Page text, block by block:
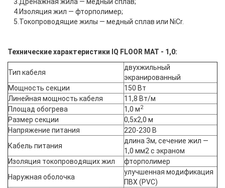
4.Изоляция жил — фторполимер;
5.Токопроводящие жилы — медный сплав или NiCr.
Технические характеристики IQ FLOOR MAT - 1,0:
Тип кабеля
двухжильный
экранированный
Мощность секции
150 Вт
Линейная мощность кабеля
11,8 Вт/м
Площад обогрева
1,0 м2
Размер секции
0,5х2,0 м
Напряжение питания
220-230 В
Кабель питания
длина 3м, сечение жил —
1,0 мм2 с экраном
Изоляция токопроводящих жил
фторполимер
Наружная оболочка
улучшенная модификация
ПВХ (PVC)